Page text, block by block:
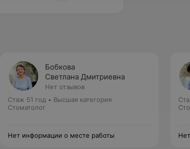
Бобкова
Светлана Дмитриевна
Нет отзывов
Стаж 51 год • Высшая категория
Стоматолог
Нет информации о месте работы